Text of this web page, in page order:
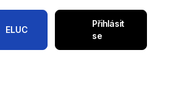
ELUC
Přihlásit
se